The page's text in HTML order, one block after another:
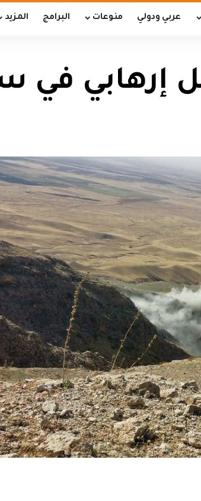
عربي ودولي منوعات البرامج المزيد
إرهابي في